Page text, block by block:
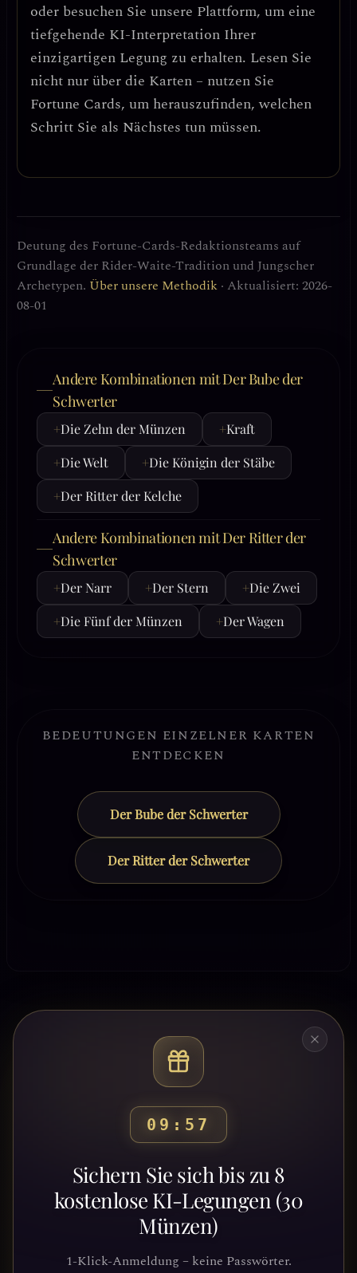
oder besuchen Sie unsere Plattform, um eine
tiefgehende KI-Interpretation Ihrer
einzigartigen Legung zu erhalten. Lesen Sie
nicht nur über die Karten – nutzen Sie
Fortune Cards, um herauszufinden, welchen
Schritt Sie als Nächstes tun müssen.
Deutung des Fortune-Cards-Redaktionsteams auf
Grundlage der Rider-Waite-Tradition und Jungscher
Archetypen. Über unsere Methodik · Aktualisiert: 2026-
08-01
Andere Kombinationen mit Der Bube der
Schwerter
+Die Zehn der Münzen +Kraft
+Die Welt +Die Königin der Stäbe
+Der Ritter der Kelche
Andere Kombinationen mit Der Ritter der
Schwerter
+Der Narr +Der Stern +Die Zwei
+Die Fünf der Münzen +Der Wagen
BEDEUTUNGEN EINZELNER KARTEN
ENTDECKEN
Der Bube der Schwerter
Der Ritter der Schwerter
09:53
Sichern Sie sich bis zu 8
kostenlose KI-Legungen (30
Münzen)
1-Klick-Anmeldung – keine Passwörter.
Bereit, deinen Weg zu
entdecken?
Schließe dich Tausenden von
Suchenden an, die Klarheit und